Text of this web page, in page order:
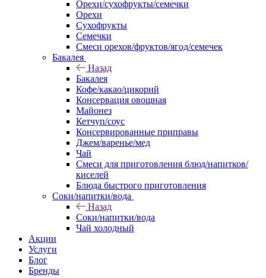
Орехи/сухофрукты/семечки
Орехи
Сухофрукты
Семечки
Смеси орехов/фруктов/ягод/семечек
Бакалея
Назад
Бакалея
Кофе/какао/цикорий
Консервация овощная
Майонез
Кетчуп/соус
Консервированные приправы
Джем/варенье/мед
Чай
Смеси для приготовления блюд/напитков/
киселей
Блюда быстрого приготовления
Соки/напитки/вода
Назад
Соки/напитки/вода
Чай холодный
Акции
Услуги
Блог
Бренды